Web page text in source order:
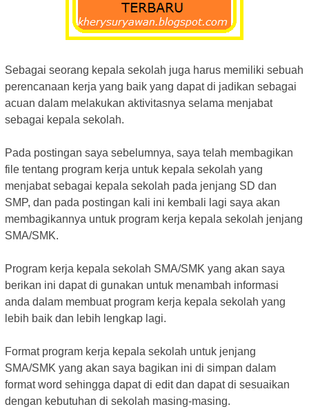
Sebagai seorang kepala sekolah juga harus memiliki sebuah
perencanaan kerja yang baik yang dapat di jadikan sebagai
acuan dalam melakukan aktivitasnya selama menjabat
sebagai kepala sekolah.
Pada postingan saya sebelumnya, saya telah membagikan
file tentang program kerja untuk kepala sekolah yang
menjabat sebagai kepala sekolah pada jenjang SD dan
SMP, dan pada postingan kali ini kembali lagi saya akan
membagikannya untuk program kerja kepala sekolah jenjang
SMA/SMK.
Program kerja kepala sekolah SMA/SMK yang akan saya
berikan ini dapat di gunakan untuk menambah informasi
anda dalam membuat program kerja kepala sekolah yang
lebih baik dan lebih lengkap lagi.
Format program kerja kepala sekolah untuk jenjang
SMA/SMK yang akan saya bagikan ini di simpan dalam
format word sehingga dapat di edit dan dapat di sesuaikan
dengan kebutuhan di sekolah masing-masing.